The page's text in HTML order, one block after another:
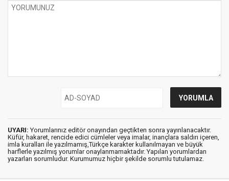
UYARI: Yorumlarınız editör onayından geçtikten sonra yayınlanacaktır.
Küfür, hakaret, rencide edici cümleler veya imalar, inançlara saldırı içeren,
imla kuralları ile yazılmamış,Türkçe karakter kullanılmayan ve büyük
harflerle yazılmış yorumlar onaylanmamaktadır. Yapılan yorumlardan
yazarları sorumludur. Kurumumuz hiçbir şekilde sorumlu tutulamaz.